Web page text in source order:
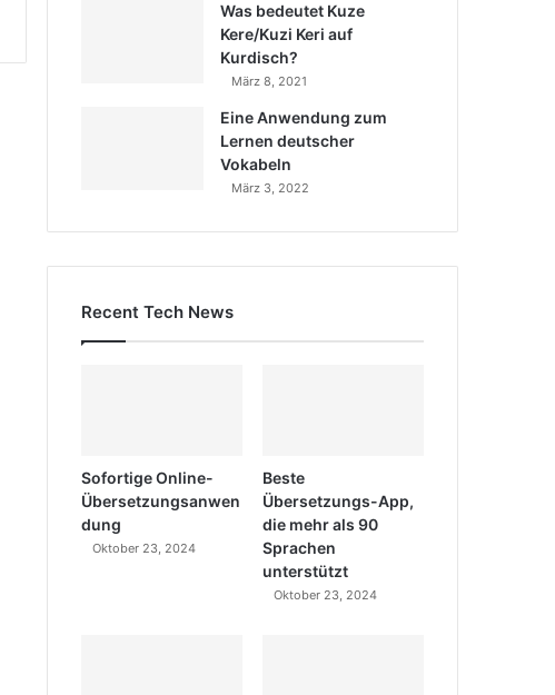
Was bedeutet Kuze
Kere/Kuzi Keri auf
Kurdisch?
März 8, 2021
Eine Anwendung zum
Lernen deutscher
Vokabeln
März 3, 2022
Recent Tech News
Sofortige Online-
Übersetzungsanwen
dung
Oktober 23, 2024
Beste
Übersetzungs-App,
die mehr als 90
Sprachen
unterstützt
Oktober 23, 2024